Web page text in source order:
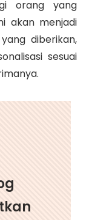
orang yang
akan menjadi
yang diberikan,
sesuai